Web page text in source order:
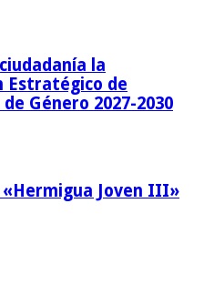
la
Estratégico de
Género 2027-2030
Joven III»